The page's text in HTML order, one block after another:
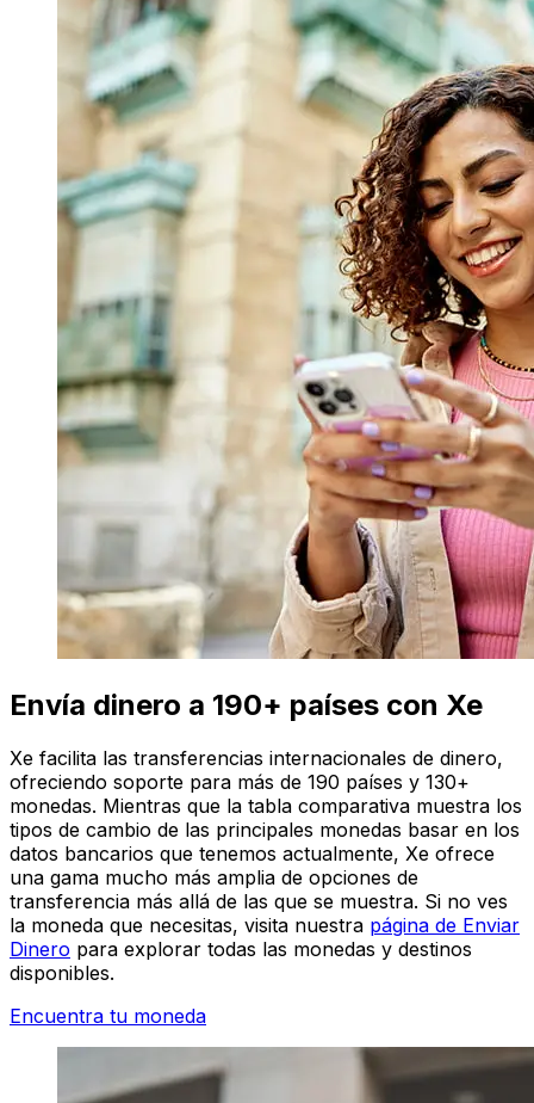
Envía dinero a 190+ países con Xe
Xe facilita las transferencias internacionales de dinero,
ofreciendo soporte para más de 190 países y 130+
monedas. Mientras que la tabla comparativa muestra los
tipos de cambio de las principales monedas basar en los
datos bancarios que tenemos actualmente, Xe ofrece
una gama mucho más amplia de opciones de
transferencia más allá de las que se muestra. Si no ves
la moneda que necesitas, visita nuestra página de Enviar
Dinero para explorar todas las monedas y destinos
disponibles.
Encuentra tu moneda